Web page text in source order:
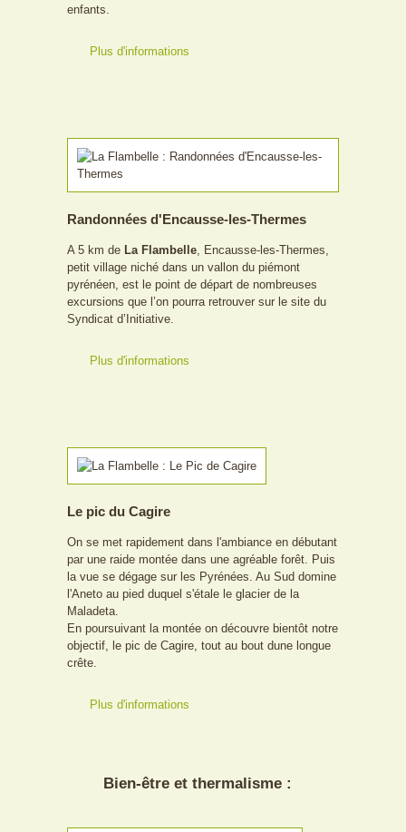
enfants.
Plus d'informations
Randonnées d'Encausse-les-Thermes
A 5 km de La Flambelle , Encausse-les-Thermes,
petit village niché dans un vallon du piémont
pyrénéen, est le point de départ de nombreuses
excursions que l’on pourra retrouver sur le site du
Syndicat d’Initiative.
Plus d'informations
Le pic du Cagire
On se met rapidement dans l'ambiance en débutant
par une raide montée dans une agréable forêt. Puis
la vue se dégage sur les Pyrénées. Au Sud domine
l'Aneto au pied duquel s'étale le glacier de la
Maladeta.
En poursuivant la montée on découvre bientôt notre
objectif, le pic de Cagire, tout au bout dune longue
crête.
Plus d'informations
Bien-être et thermalisme :